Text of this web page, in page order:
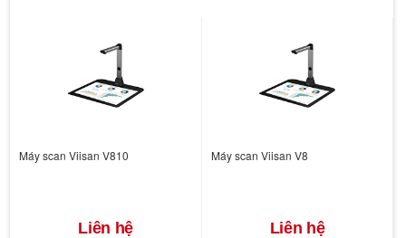
Máy scan Viisan V810
Liên hệ
Máy scan Viisan V8
Liên hệ